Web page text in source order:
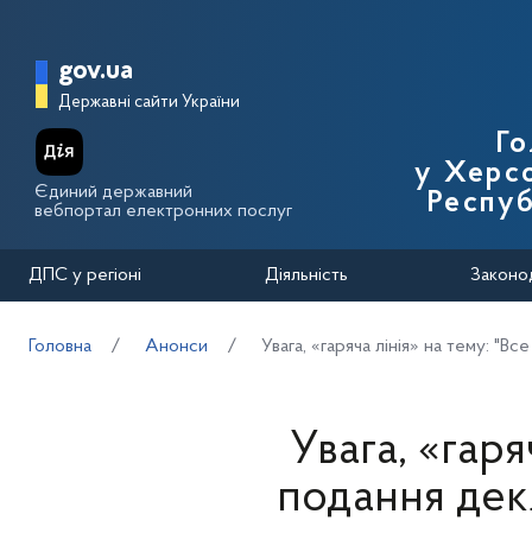
Головна сторінка Державної
gov.ua
Державні сайти України
Єдиний державний
вебпортал електронних послуг
у
ДПС у регіоні Діяльність
Головна Анонси Увага, «гаряча лінія» на тему:
Увага,
подання